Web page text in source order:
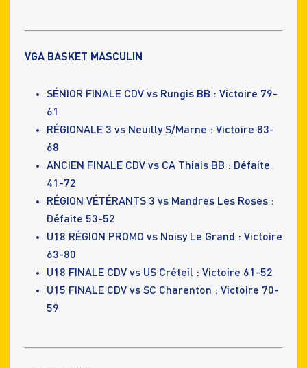
VGA BASKET MASCULIN
SÉNIOR FINALE CDV vs Rungis BB : Victoire 79-
61
RÉGIONALE 3 vs Neuilly S/Marne : Victoire 83-
68
ANCIEN FINALE CDV vs CA Thiais BB : Défaite
41-72
RÉGION VÉTÉRANTS 3 vs Mandres Les Roses :
Défaite 53-52
U18 RÉGION PROMO vs Noisy Le Grand : Victoire
63-80
U18 FINALE CDV vs US Créteil : Victoire 61-52
U15 FINALE CDV vs SC Charenton : Victoire 70-
59